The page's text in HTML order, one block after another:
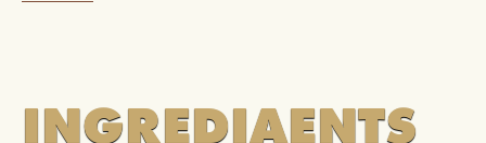
INGREDIAENTS